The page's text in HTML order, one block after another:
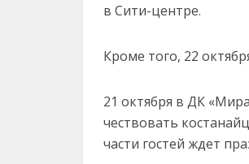
в Сити-центре.
Кроме того, 22
21 октября в ДК
чествовать
части гостей ждет